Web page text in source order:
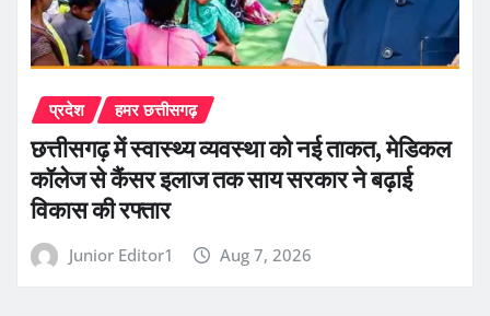
प्रदेश हमर छत्तीसगढ़
छत्तीसगढ़ में स्वास्थ्य व्यवस्था को नई ताकत, मेडिकल
कॉलेज से कैंसर इलाज तक साय सरकार ने बढ़ाई
विकास की रफ्तार
Junior Editor1 Aug 7, 2026